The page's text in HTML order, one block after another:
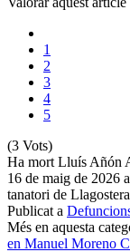
1
2
3
4
5
(3 Vots)
Ha mort Lluís Añón
16 de maig de 2026
tanatori de
Publicat a
Més en aquesta
en Manuel Moreno